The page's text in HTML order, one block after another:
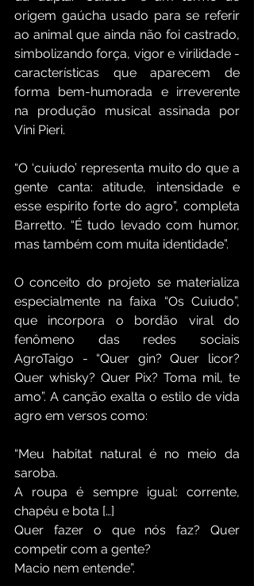
origem gaúcha usado para se referir
ao animal que ainda não foi castrado,
simbolizando força, vigor e virilidade -
características que aparecem de
forma bem-humorada e irreverente
na produção musical assinada por
Vini Pieri.
“O ‘cuiudo’ representa muito do que a
gente canta: atitude, intensidade e
esse espírito forte do agro”, completa
Barretto. “É tudo levado com humor,
mas também com muita identidade”.
O conceito do projeto se materializa
especialmente na faixa “Os Cuiudo”,
que incorpora o bordão viral do
fenômeno das redes sociais
AgroTaigo - “Quer gin? Quer licor?
Quer whisky? Quer Pix? Toma mil, te
amo”. A canção exalta o estilo de vida
agro em versos como:
“Meu habitat natural é no meio da
saroba.
A roupa é sempre igual: corrente,
chapéu e bota […]
Quer fazer o que nós faz? Quer
competir com a gente?
Macio nem entende”.